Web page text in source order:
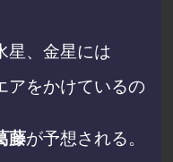
星、金星には
アをかけているの
藤が予想される。